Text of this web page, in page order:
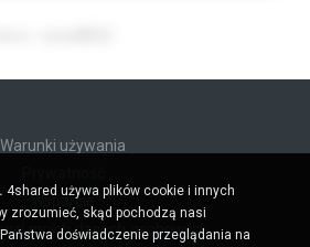
Warunki używania
Wsparcie
moich danych osobowych
4shared używa plików cookie i innych
zrozumieć, skąd pochodzą nasi
doświadczenie przeglądania na